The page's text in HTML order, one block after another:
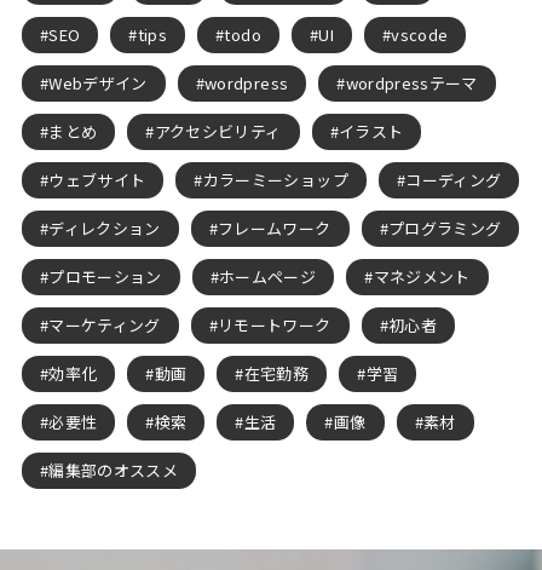
SEO tips todo UI vscode
Webデザイン wordpress wordpressテーマ
まとめ アクセシビリティ イラスト
ウェブサイト カラーミーショップ コーディング
ディレクション フレームワーク プログラミング
プロモーション ホームページ マネジメント
マーケティング リモートワーク 初心者
効率化 動画 在宅勤務 学習
必要性 検索 生活 画像 素材
編集部のオススメ